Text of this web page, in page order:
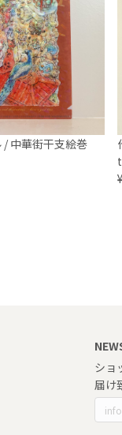
中華街干支絵巻
ショ
届け